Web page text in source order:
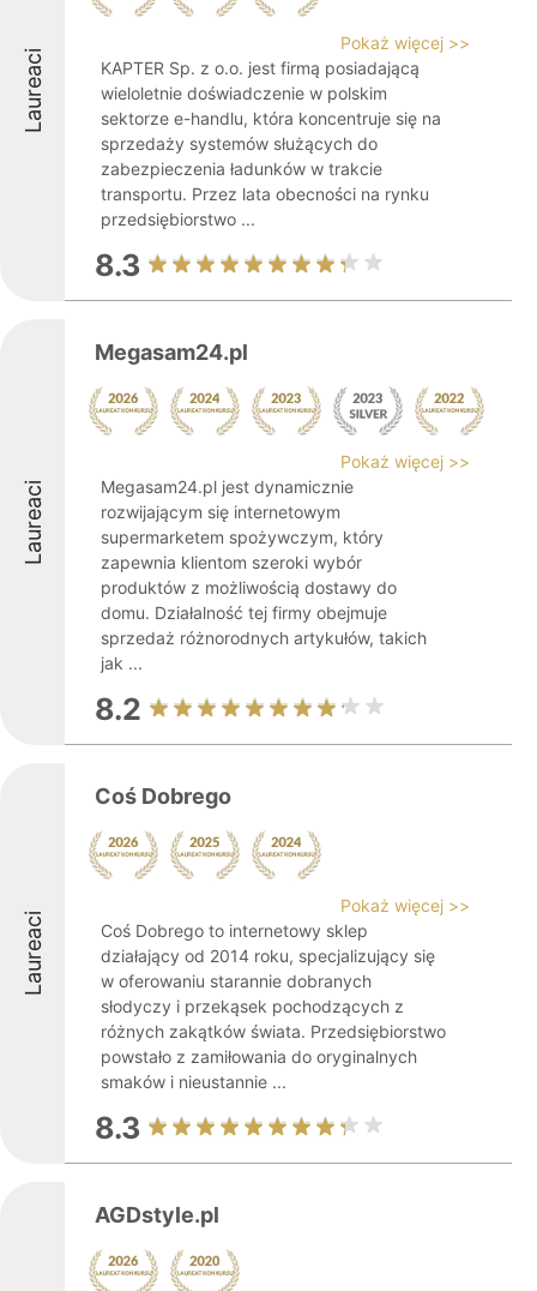
Laureaci
Pokaż więcej >>
KAPTER Sp. z o.o. jest firmą posiadającą
wieloletnie doświadczenie w polskim
sektorze e-handlu, która koncentruje się na
sprzedaży systemów służących do
zabezpieczenia ładunków w trakcie
transportu. Przez lata obecności na rynku
przedsiębiorstwo ...
8.3
Laureaci
Megasam24.pl
Pokaż więcej >>
Megasam24.pl jest dynamicznie
rozwijającym się internetowym
supermarketem spożywczym, który
zapewnia klientom szeroki wybór
produktów z możliwością dostawy do
domu. Działalność tej firmy obejmuje
sprzedaż różnorodnych artykułów, takich
jak ...
8.2
Laureaci
Coś Dobrego
Pokaż więcej >>
Coś Dobrego to internetowy sklep
działający od 2014 roku, specjalizujący się
w oferowaniu starannie dobranych
słodyczy i przekąsek pochodzących z
różnych zakątków świata. Przedsiębiorstwo
powstało z zamiłowania do oryginalnych
smaków i nieustannie ...
8.3
AGDstyle.pl